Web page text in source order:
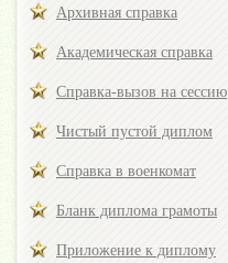
Архивная справка
Академическая справка
Справка-вызов на сессию
Чистый пустой диплом
Справка в военкомат
Бланк диплома грамоты
Приложение к диплому